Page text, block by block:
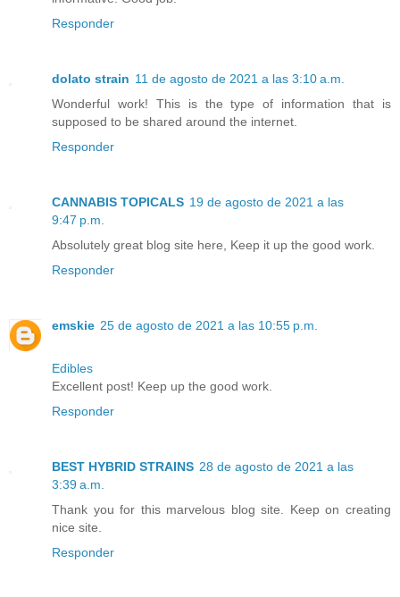
Responder
dolato strain 11 de agosto de 2021 a las 3:10 a.m.
Wonderful work! This is the type of information that is
supposed to be shared around the internet.
Responder
CANNABIS TOPICALS 19 de agosto de 2021 a las
9:47 p.m.
Absolutely great blog site here, Keep it up the good work.
Responder
emskie 25 de agosto de 2021 a las 10:55 p.m.
Edibles
Excellent post! Keep up the good work.
Responder
BEST HYBRID STRAINS 28 de agosto de 2021 a las
3:39 a.m.
Thank you for this marvelous blog site. Keep on creating
nice site.
Responder